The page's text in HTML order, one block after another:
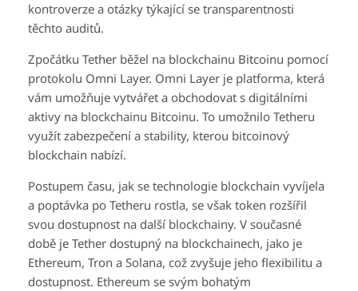
kontroverze a otázky týkající se transparentnosti
těchto auditů.
Zpočátku Tether běžel na blockchainu Bitcoinu pomocí
protokolu Omni Layer. Omni Layer je platforma, která
vám umožňuje vytvářet a obchodovat s digitálními
aktivy na blockchainu Bitcoinu. To umožnilo Tetheru
využít zabezpečení a stability, kterou bitcoinový
blockchain nabízí.
Postupem času, jak se technologie blockchain vyvíjela
a poptávka po Tetheru rostla, se však token rozšířil
svou dostupnost na další blockchainy. V současné
době je Tether dostupný na blockchainech, jako je
Ethereum, Tron a Solana, což zvyšuje jeho flexibilitu a
dostupnost. Ethereum se svým bohatým